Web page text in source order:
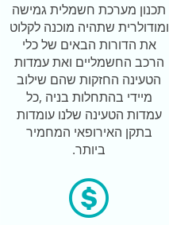
תכנון מערכת חשמלית גמישה
ומודולרית שתהיה מוכנה לקלוט
את הדורות הבאים של כלי
הרכב החשמליים ואת עמדות
הטעינה החזקות שהם שילוב
מיידי בהתחלות בניה ,כל
עמדות הטעינה שלנו עומדות
בתקן האירופאי המחמיר
ביותר.